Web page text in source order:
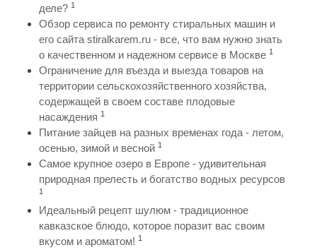
деле? 1
Обзор сервиса по ремонту стиральных машин и
его сайта stiralkarem.ru - все, что вам нужно знать
о качественном и надежном сервисе в Москве 1
Ограничение для въезда и выезда товаров на
территории сельскохозяйственного хозяйства,
содержащей в своем составе плодовые
насаждения 1
Питание зайцев на разных временах года - летом,
осенью, зимой и весной 1
Самое крупное озеро в Европе - удивительная
природная прелесть и богатство водных ресурсов
1
Идеальный рецепт шулюм - традиционное
кавказское блюдо, которое поразит вас своим
вкусом и ароматом! 1